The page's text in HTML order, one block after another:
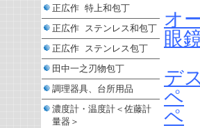
正広作 特上和包丁
正広作 ステンレス和包丁
正広作 ステンレス包丁
田中一之刃物包丁
調理器具、台所用品
濃度計・温度計＜佐藤計
量器＞
オ
眼
デ
ペ
ペ